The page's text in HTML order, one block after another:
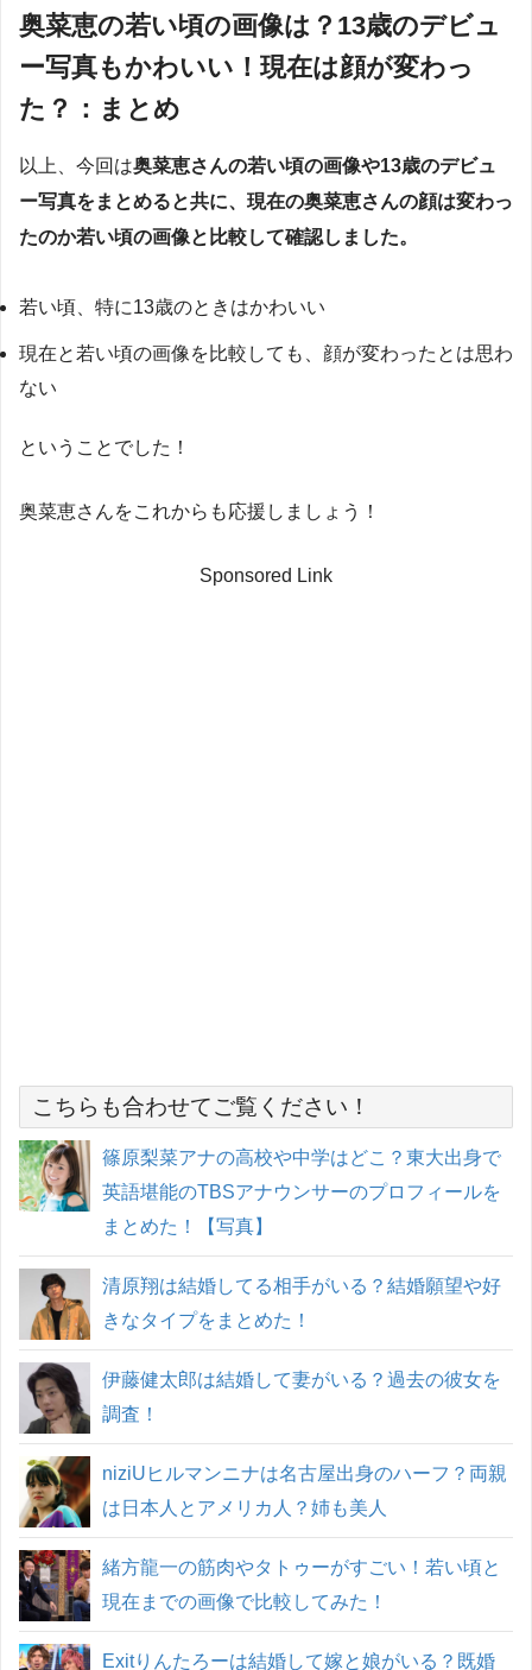
奥菜恵の若い頃の画像は？13歳のデビュ
ー写真もかわいい！現在は顔が変わっ
た？：まとめ
以上、今回は奥菜恵さんの若い頃の画像や13歳のデビュ
ー写真をまとめると共に、現在の奥菜恵さんの顔は変わっ
たのか若い頃の画像と比較して確認しました。
若い頃、特に13歳のときはかわいい
現在と若い頃の画像を比較しても、顔が変わったとは思わ
ない
ということでした！
奥菜恵さんをこれからも応援しましょう！
Sponsored Link
こちらも合わせてご覧ください！
篠原梨菜アナの高校や中学はどこ？東大出身で
英語堪能のTBSアナウンサーのプロフィールを
まとめた！【写真】
清原翔は結婚してる相手がいる？結婚願望や好
きなタイプをまとめた！
伊藤健太郎は結婚して妻がいる？過去の彼女を
調査！
niziUヒルマンニナは名古屋出身のハーフ？両親
は日本人とアメリカ人？姉も美人
緒方龍一の筋肉やタトゥーがすごい！若い頃と
現在までの画像で比較してみた！
Exitりんたろーは結婚して嫁と娘がいる？既婚